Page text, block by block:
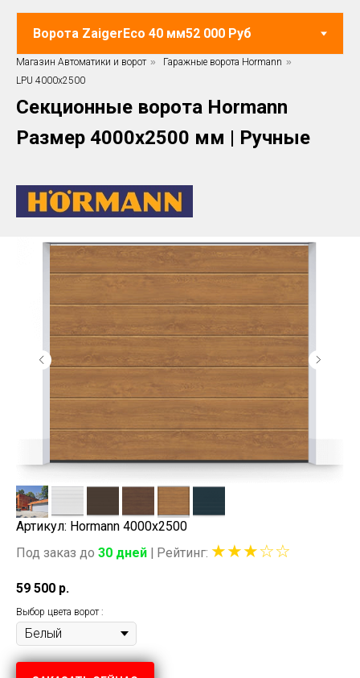
Магазин Автоматики и ворот » Гаражные ворота Hormann »
LPU 4000x2500
Секционные ворота Hormann
Размер 4000х2500 мм | Ручные
Артикул: Hormann 4000x2500
Под заказ до 30 дней | Рейтинг: ★★★☆☆
59 500 р.
Выбор цвета ворот :